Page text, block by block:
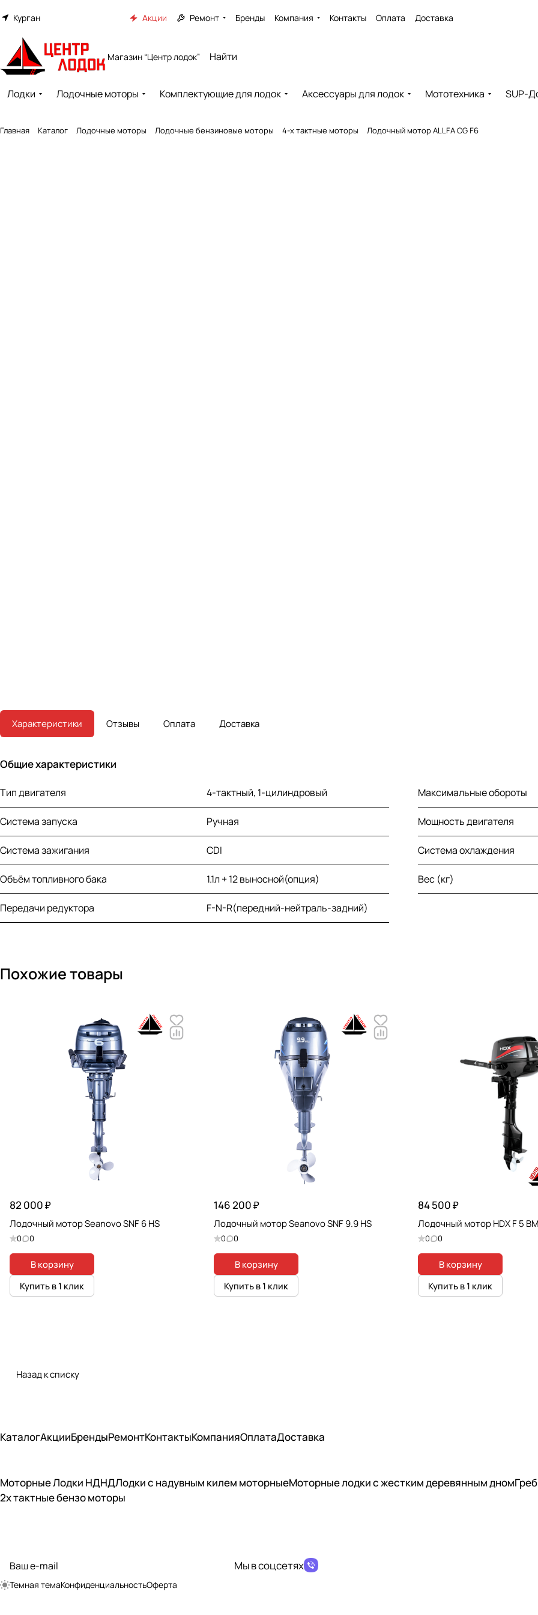
Курган Акции Ремонт Бренды Компания Контакты Оплата Доставка
Магазин “Центр лодок”
Лодки Лодочные моторы Комплектующие для лодок Аксессуары для лодок Мототехника SUP-
Главная Каталог Лодочные моторы Лодочные бензиновые моторы 4-х тактные моторы Лодочный мотор ALLFA CG F6
Характеристики Отзывы Оплата Доставка
Общие характеристики
Тип двигателя 4-тактный, 1-цилиндровый Максимальные обороты
Система запуска Ручная Мощность двигателя
Система зажигания CDI Система охлаждения
Объём топливного бака 1.1л + 12 выносной(опция) Вес (кг)
Передачи редуктора F-N-R(передний-нейтраль-задний)
Похожие товары
82 000 ₽
Лодочный мотор Seanovo SNF 6 HS
0 0
В корзину
Купить в 1 клик
146 200 ₽
Лодочный мотор Seanovo SNF 9.9 HS
0 0
В корзину
Купить в 1 клик
84 500 ₽
Лодочный мотор HDX F 5
0 0
В корзину
Купить в 1 клик
Назад к списку
КаталогАкцииБрендыРемонтКонтактыКомпанияОплатаДоставка
Моторные Лодки НДНДЛодки с надувным килем моторныеМоторные лодки с жестким деревянным дном
2х тактные бензо моторы
Мы в соцсетях
Темная темаКонфиденциальностьОферта